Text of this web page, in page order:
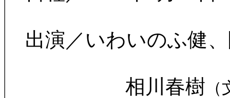
出演／いわいのふ健
相川春樹